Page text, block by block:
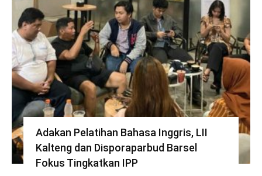
Adakan Pelatihan Bahasa Inggris, LII
Kalteng dan Disporaparbud Barsel
Fokus Tingkatkan IPP